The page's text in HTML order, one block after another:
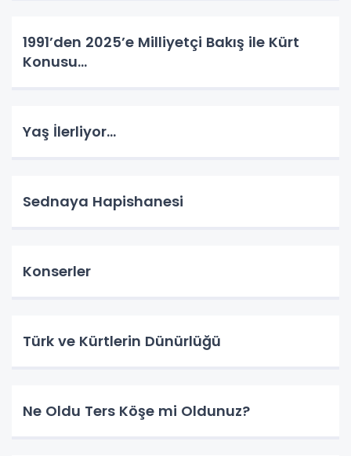
1991’den 2025’e Milliyetçi Bakış ile Kürt
Konusu…
Yaş İlerliyor…
Sednaya Hapishanesi
Konserler
Türk ve Kürtlerin Dünürlüğü
Ne Oldu Ters Köşe mi Oldunuz?